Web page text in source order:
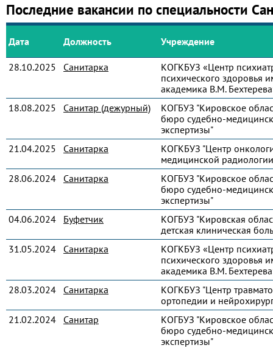
Последние вакансии по специальности
Дата Должность Учреждение
28.10.2025 Санитарка
КОГКБУЗ «Центр
психического здоровья
академика В.М.
18.08.2025
Санитар (дежурный)
КОГБУЗ "Кировское
бюро судебно-
экспертизы"
21.04.2025
Санитарка
КОГКБУЗ "Центр
медицинской
28.06.2024
Санитарка
КОГБУЗ "Кировское
бюро судебно-
экспертизы"
04.06.2024
Буфетчик
КОГБУЗ "Кировская
детская клиническая
31.05.2024
Санитарка
КОГКБУЗ «Центр
психического здоровья
академика В.М.
28.03.2024
Санитарка
КОГКБУЗ "Центр
ортопедии и
21.02.2024
Санитар
КОГБУЗ "Кировское
бюро судебно-
экспертизы"